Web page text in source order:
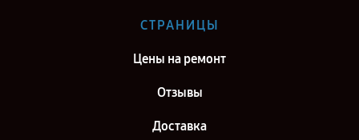
Ремонт тепловизионного прицела Fortuna General One LRF 3L в г.
Ремонт тепловизионного прицела Fortuna General One LRF 3L в г.
Санкт-Петербург
СТРАНИЦЫ
Цены на ремонт
Отзывы
Доставка